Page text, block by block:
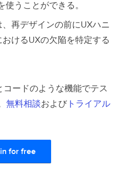
うことができる。
、再デザインの前にUXハニ
けるUXの欠陥を特定する
ードのような機能でテス
無料相談および トライアル
for free